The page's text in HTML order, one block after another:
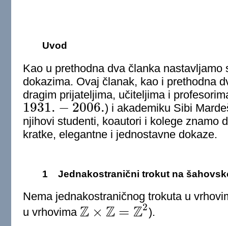
Uvod
Kao u prethodna dva članka nastavljamo
dokazima. Ovaj članak, kao i prethodna
dragim prijateljima, učiteljima i
1931. − 2006.
1931.−2006.
) i akademiku Sibi
njihovi studenti, koautori i kolege znamo
kratke, elegantne i jednostavne dokaze.
1 Jednakostranični trokut na
Nema jednakostraničnog trokuta u
u vrhovima Z × Z = Z2
Z×Z =Z2 ).